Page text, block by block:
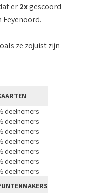
er2xgescoord
Feyenoord.
ze zojuist zijn
deelnemers
deelnemers
deelnemers
deelnemers
deelnemers
deelnemers
deelnemers